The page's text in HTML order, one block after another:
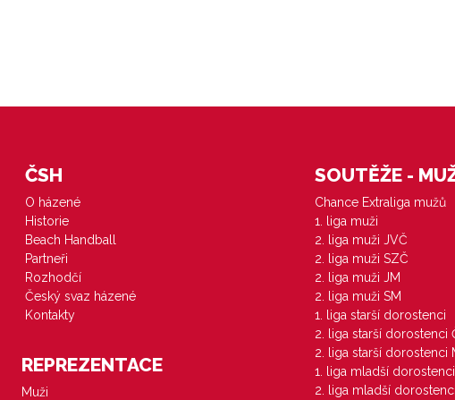
ČSH
O házené
Historie
Beach Handball
Partneři
Rozhodčí
Český svaz házené
Kontakty
REPREZENTACE
Muži
SOUTĚŽE -
Chance Extraliga mužů
1. liga muži
2. liga muži JVČ
2. liga muži SZČ
2. liga muži JM
2. liga muži SM
1. liga starší dorostenci
2. liga starší dorostenci
2. liga starší dorostenci
1. liga mladší dorostenci
2. liga mladší